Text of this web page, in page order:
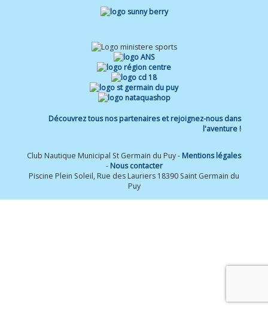
Découvrez tous nos partenaires et rejoignez-nous dans
l'aventure !
Club Nautique Municipal St Germain du Puy - Mentions légales
- Nous contacter
Piscine Plein Soleil, Rue des Lauriers 18390 Saint Germain du
Puy